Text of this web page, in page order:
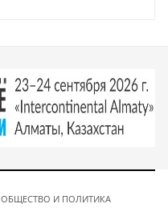
ОБЩЕСТВО И ПОЛИТИКА